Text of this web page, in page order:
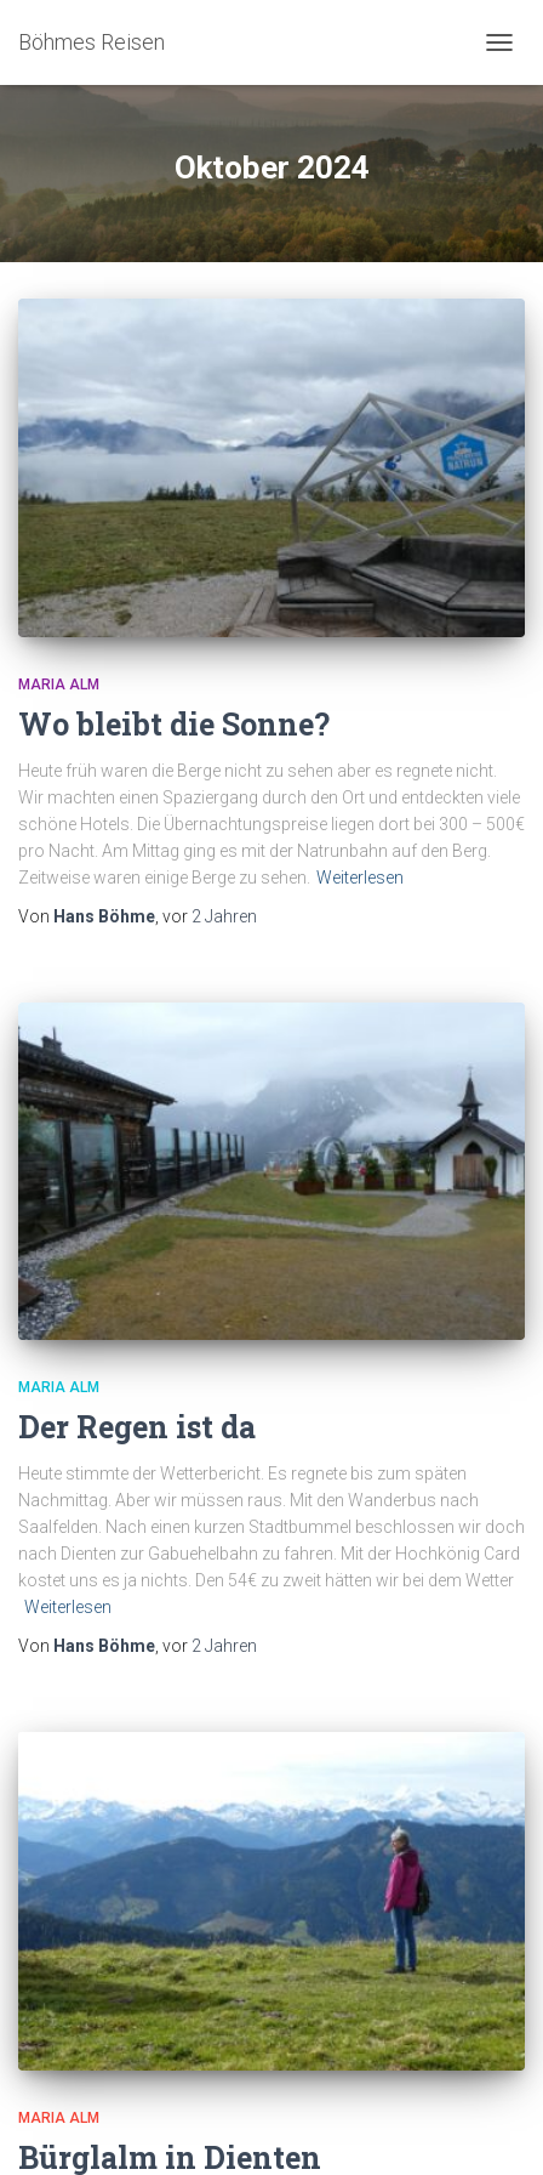
Böhmes Reisen
Oktober 2024
MARIA ALM
Wo bleibt die Sonne?
Heute früh waren die Berge nicht zu sehen aber es regnete nicht.
Wir machten einen Spaziergang durch den Ort und entdeckten viele
schöne Hotels. Die Übernachtungspreise liegen dort bei 300 – 500€
pro Nacht. Am Mittag ging es mit der Natrunbahn auf den Berg.
Zeitweise waren einige Berge zu sehen. Weiterlesen
Von Hans Böhme , vor 2 Jahren
MARIA ALM
Der Regen ist da
Heute stimmte der Wetterbericht. Es regnete bis zum späten
Nachmittag. Aber wir müssen raus. Mit den Wanderbus nach
Saalfelden. Nach einen kurzen Stadtbummel beschlossen wir doch
nach Dienten zur Gabuehelbahn zu fahren. Mit der Hochkönig Card
kostet uns es ja nichts. Den 54€ zu zweit hätten wir bei dem Wetter
Weiterlesen
Von Hans Böhme, vor 2 Jahren
MARIA ALM
Bürglalm in Dienten